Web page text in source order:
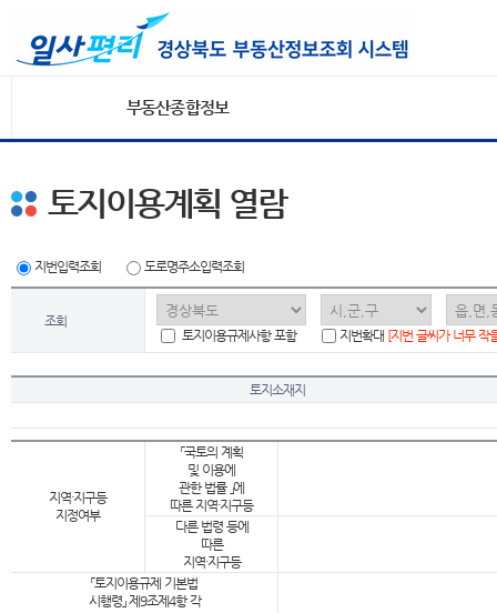
부동산종합정보
토지이용계획 열람
지번입력조회 도로명주소입력조회
조회
토지이용규제사항 포함
지번확대 [지번 글씨가 너무 작
토지소재지
지역·지구등
지정여부
「국토의 계획
및 이용에
관한 법률 」에
따른 지역·지구등
다른 법령 등에
따른
지역·지구등
「토지이용규제 기본법
시행령」 제9조제4항 각